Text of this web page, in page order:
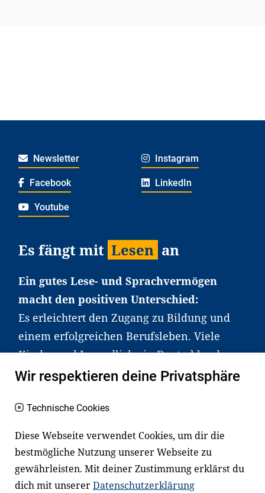
Newsletter Instagram
Facebook LinkedIn
Youtube
Es fängt mit Lesen an
Ein gutes Lese- und Sprachvermögen
macht den positiven Unterschied:
Es erleichtert den Zugang zu Bildung und
einem erfolgreichen Berufsleben. Viele
Kinder und Jugendliche in Deutschland
haben aber große Schwierigkeiten dabei.
an Familien sowie an Erzieher*innen,
Lehrer*innen und andere
Fachexpert*innen. Dafür arbeiten wir eng
mit Ministerien, wissenschaftlichen
Einrichtungen, Verbänden, Unternehmen
Wir respektieren deine Privatsphäre
Technische Cookies
Diese Webseite verwendet Cookies, um dir die
bestmögliche Nutzung unserer Webseite zu
gewährleisten. Mit deiner Zustimmung erklärst du
dich mit unsererDatenschutzerklärung